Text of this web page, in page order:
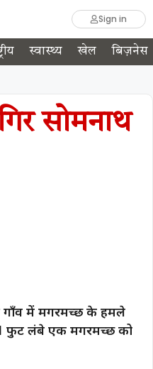
Sign in
स्वास्थ्य खेल बिज़नेस
सोमनाथ
गाँव में मगरमच्छ के हमले
फुट लंबे एक मगरमच्छ को